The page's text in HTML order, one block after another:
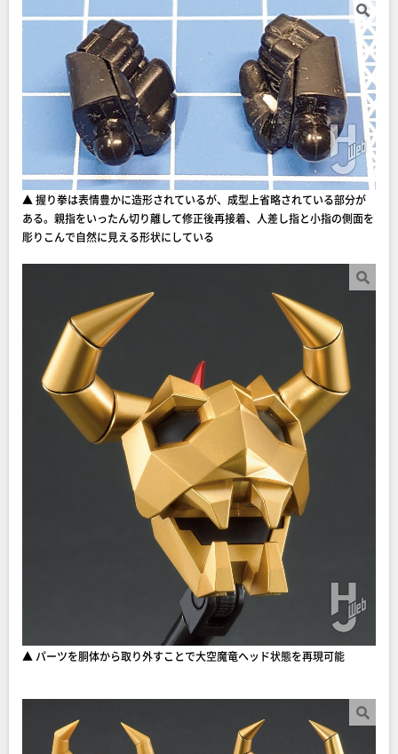
▲ 握り拳は表情豊かに造形されているが、成型上省略されている部分が
ある。親指をいったん切り離して修正後再接着、人差し指と小指の側面を
彫りこんで自然に見える形状にしている
▲ パーツを胴体から取り外すことで大空魔竜ヘッド状態を再現可能